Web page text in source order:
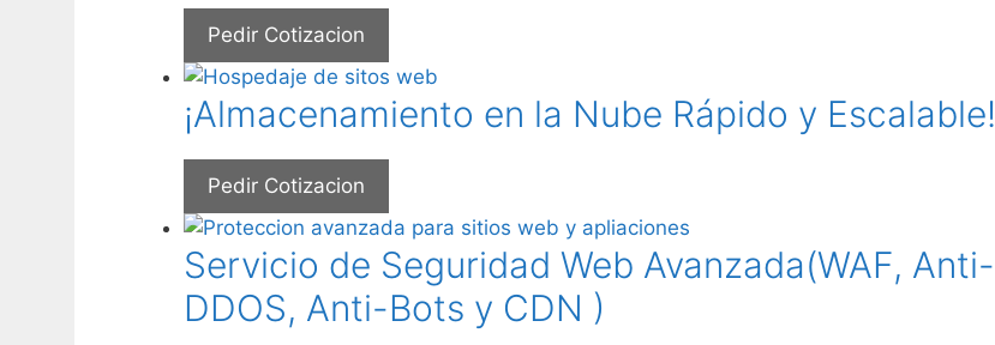
Pedir Cotizacion
¡Almacenamiento en la Nube Rápido y Escalable!
Pedir Cotizacion
Servicio de Seguridad Web Avanzada(WAF, Anti-
DDOS, Anti-Bots y CDN )